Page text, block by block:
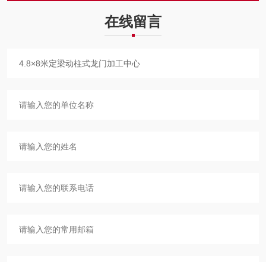
在线留言